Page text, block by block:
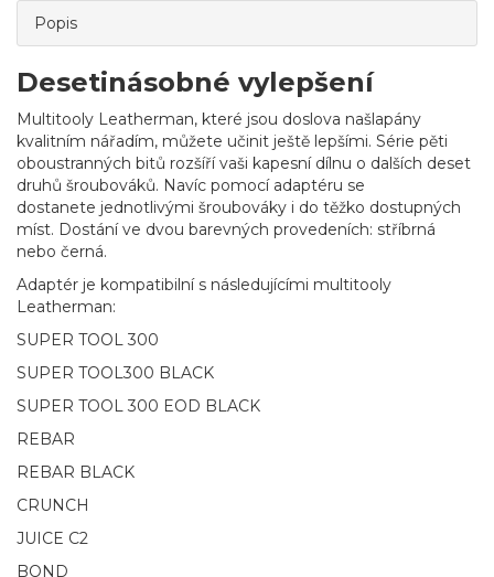
Popis
Desetinásobné vylepšení
Multitooly Leatherman, které jsou doslova našlapány
kvalitním nářadím, můžete učinit ještě lepšími. Série pěti
oboustranných bitů rozšíří vaši kapesní dílnu o dalších deset
druhů šroubováků. Navíc pomocí adaptéru se
dostanete jednotlivými šroubováky i do těžko dostupných
míst. Dostání ve dvou barevných provedeních: stříbrná
nebo černá.
Adaptér je kompatibilní s následujícími multitooly
Leatherman:
SUPER TOOL 300
SUPER TOOL300 BLACK
SUPER TOOL 300 EOD BLACK
REBAR
REBAR BLACK
CRUNCH
JUICE C2
BOND